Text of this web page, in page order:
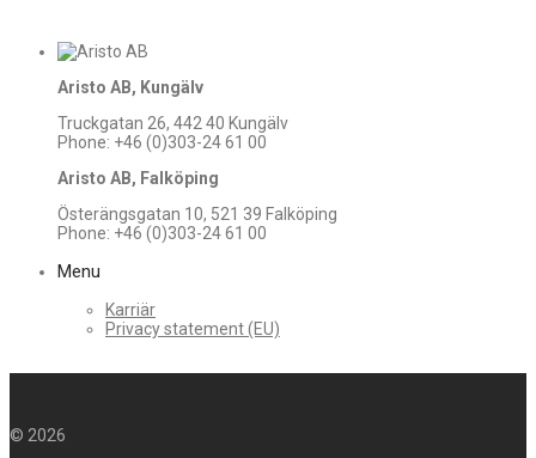
Aristo AB, Kungälv
Truckgatan 26, 442 40 Kungälv
Phone: +46 (0)303-24 61 00
Aristo AB, Falköping
Österängsgatan 10, 521 39 Falköping
Phone: +46 (0)303-24 61 00
Menu
Karriär
Privacy statement (EU)
© 2026